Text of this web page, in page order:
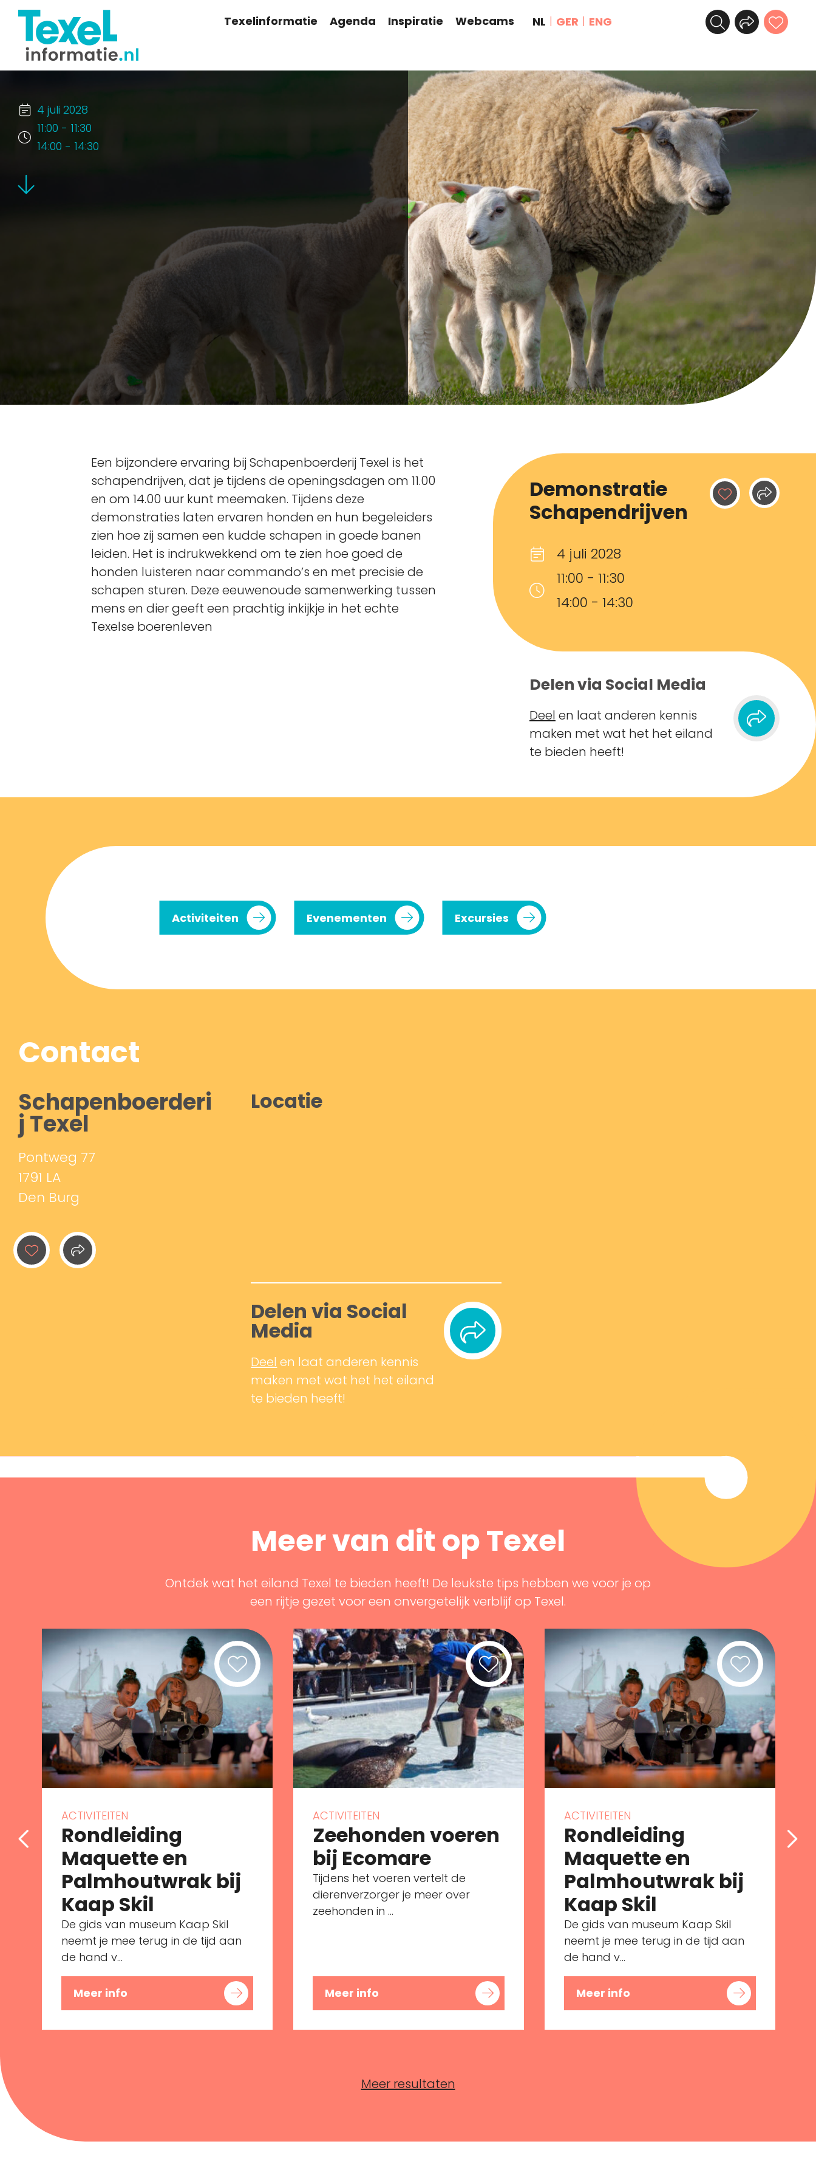
Texelinformatie Agenda Inspiratie Webcams NL GER ENG
4 juli 2028
11:00 - 11:30
14:00 - 14:30
Demonstratie
Schapendrijven
4 juli 2028
11:00 - 11:30
14:00 - 14:30
Delen via Social Media
Deel en laat anderen kennis
maken met wat het het eiland
te bieden heeft!
Een bijzondere ervaring bij Schapenboerderij Texel is het
schapendrijven, dat je tijdens de openingsdagen om 11.00
en om 14.00 uur kunt meemaken. Tijdens deze
demonstraties laten ervaren honden en hun begeleiders
zien hoe zij samen een kudde schapen in goede banen
leiden. Het is indrukwekkend om te zien hoe goed de
honden luisteren naar commando’s en met precisie de
schapen sturen. Deze eeuwenoude samenwerking tussen
mens en dier geeft een prachtig inkijkje in het echte
Texelse boerenleven
Activiteiten Evenementen Excursies
Contact
Schapenboerderi
j Texel
Pontweg 77
1791 LA
Den Burg
Locatie
Delen via Social
Media
Deel en laat anderen kennis
maken met wat het het eiland
te bieden heeft!
Meer van dit op Texel
Ontdek wat het eiland Texel te bieden heeft! De leukste tips hebben we voor je op
een rijtje gezet voor een onvergetelijk verblijf op Texel.
ACTIVITEITEN
Rondleiding
Maquette en
Palmhoutwrak bij
Kaap Skil
De gids van museum Kaap Skil
neemt je mee terug in de tijd aan
de hand v...
Meer info
ACTIVITEITEN
Zeehonden voeren
bij Ecomare
Tijdens het voeren vertelt de
dierenverzorger je meer over
zeehonden in ...
Meer info
ACTIVITEITEN
Rondleiding
Maquette en
Palmhoutwrak bij
Kaap Skil
De gids van museum Kaap Skil
neemt je mee terug in de tijd aan
de hand v...
Meer info
Meer resultaten